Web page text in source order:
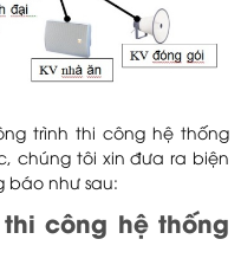
trình thi công hệ thống
chúng tôi xin đưa ra biện
báo như sau:
công hệ thống